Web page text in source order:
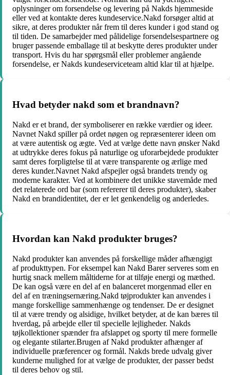
oplysninger om forsendelse og levering på Nakds hjemmeside
eller ved at kontakte deres kundeservice.Nakd forsøger altid at
sikre, at deres produkter når frem til deres kunder i god stand og
til tiden. De samarbejder med pålidelige forsendelsespartnere og
bruger passende emballage til at beskytte deres produkter under
transport. Hvis du har spørgsmål eller problemer angående
forsendelse, er Nakds kundeserviceteam altid klar til at hjælpe.
Hvad betyder nakd som et brandnavn?
Nakd er et brand, der symboliserer en række værdier og ideer.
Navnet Nakd spiller på ordet nøgen og repræsenterer ideen om
at være autentisk og ægte. Ved at vælge dette navn ønsker Nakd
at udtrykke deres fokus på naturlige og uforarbejdede produkter
samt deres forpligtelse til at være transparente og ærlige med
deres kunder.Navnet Nakd afspejler også brandets trendy og
moderne karakter. Ved at kombinere det unikke stavemåde med
det relaterede ord bar (som refererer til deres produkter), skaber
Nakd en brandidentitet, der er let genkendelig og anderledes.
Hvordan kan Nakd produkter bruges?
Nakd produkter kan anvendes på forskellige måder afhængigt
af produkttypen. For eksempel kan Nakd Barer serveres som en
hurtig snack mellem måltiderne for at tilføje energi og mæthed.
De kan også være en del af en balanceret morgenmad eller en
del af en træningsernæring.Nakd tøjprodukter kan anvendes i
mange forskellige sammenhænge og tendenser. De er designet
til at være trendy og alsidige, hvilket betyder, at de kan bæres til
hverdag, på arbejde eller til specielle lejligheder. Nakds
tøjkollektioner spænder fra afslappet og sporty til mere formelle
og elegante stilarter.Brugen af Nakd produkter afhænger af
individuelle præferencer og formål. Nakds brede udvalg giver
kunderne mulighed for at vælge de produkter, der passer bedst
til deres behov og stil.